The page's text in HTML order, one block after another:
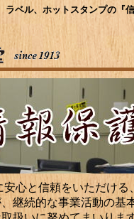
ベル、ホットスタンプの『
心と信頼をいただけ
継続的な事業活動の